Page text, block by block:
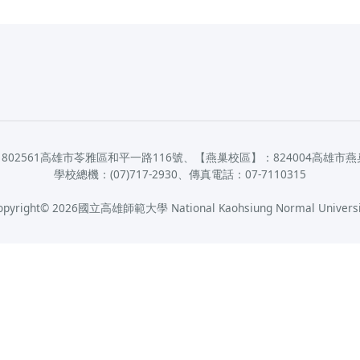
802561高雄市苓雅區和平一路116號、【燕巢校區】：824004高雄市
學校總機：(07)717-2930、傳真電話：07-7110315
2026國立高雄師範大學 National Kaohsiung Normal